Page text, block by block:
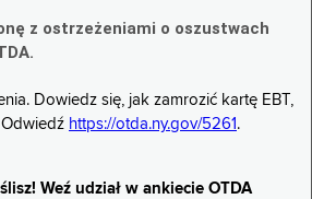
z ostrzeżeniami o oszustwach
Dowiedz się, jak zamrozić kartę EBT,
https://otda.ny.gov/5261 .
Weź udział w ankiecie OTDA